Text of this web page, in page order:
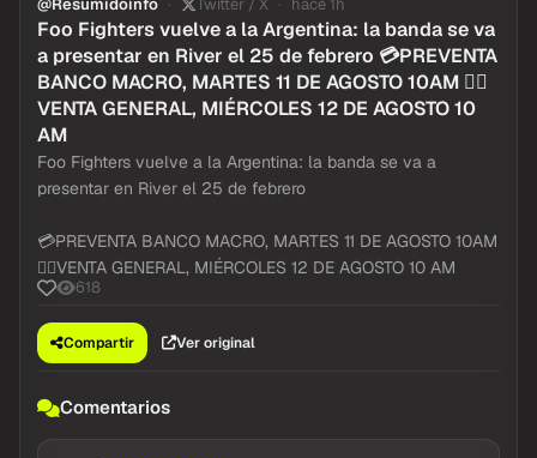
@Resumidoinfo Twitter / X hace 1h
Foo Fighters vuelve a la Argentina: la banda se va
a presentar en River el 25 de febrero 💳PREVENTA
BANCO MACRO, MARTES 11 DE AGOSTO 10AM 👉🏻
VENTA GENERAL, MIÉRCOLES 12 DE AGOSTO 10
AM
Foo Fighters vuelve a la Argentina: la banda se va a
presentar en River el 25 de febrero
💳PREVENTA BANCO MACRO, MARTES 11 DE AGOSTO 10AM
👉🏻VENTA GENERAL, MIÉRCOLES 12 DE AGOSTO 10 AM
618
Compartir Ver original
Comentarios